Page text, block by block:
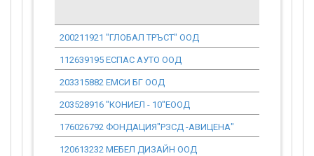
200211921 "ГЛОБАЛ ТРЪСТ" ООД
112639195 ЕСПАС АУТО ООД
203315882 ЕМСИ БГ ООД
203528916 "КОНИЕЛ - 10"ЕООД
176026792 ФОНДАЦИЯ"РЗСД -АВИЦЕНА"
120613232 МЕБЕЛ ДИЗАЙН ООД